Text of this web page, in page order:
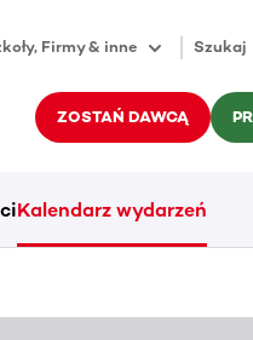
Firmy & inne Szukaj
ZOSTAŃ DAWCĄ
Kalendarz wydarzeń